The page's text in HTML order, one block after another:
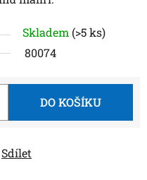
Skladem (>5 ks)
80074
DO KOŠÍKU
Sdílet